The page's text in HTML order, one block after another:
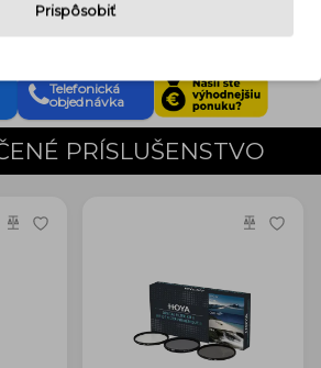
Telefonická
objednávka
PRÍSLUŠENSTVO
Prispôsobiť